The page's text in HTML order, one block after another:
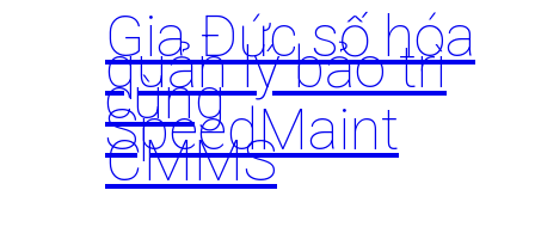
Gia Đức số hóa
quản lý bảo trì
cùng
SpeedMaint
CMMS